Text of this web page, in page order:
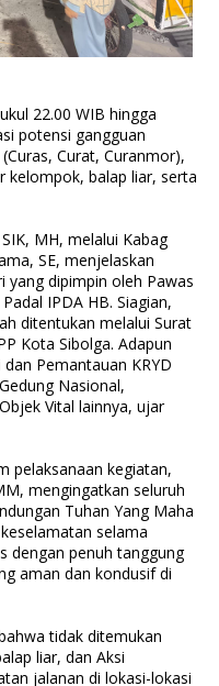
22.00 WIB hingga
potensi gangguan
Curat, Curanmor),
balap liar, serta
MH, melalui Kabag
SE, menjelaskan
yang dipimpin oleh Pawas
IPDA HB. Siagian,
ditentukan melalui Surat
Kota Sibolga. Adapun
Pemantauan KRYD
Nasional,
Vital lainnya, ujar
pelaksanaan kegiatan,
mengingatkan seluruh
Tuhan Yang Maha
selama
dengan penuh tanggung
aman dan kondusif di
tidak ditemukan
liar, dan Aksi
jalanan di lokasi-lokasi